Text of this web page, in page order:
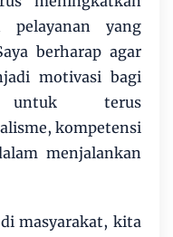
pelayanan yang
berharap agar
motivasi bagi
untuk terus
kompetensi
menjalankan
masyarakat, kita